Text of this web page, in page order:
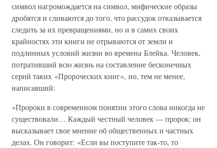
символ нагромождается на символ, мифические образы
дробятся и сливаются до того, что рассудок отказывается
следить за их превращениями, но и в самих своих
крайностях эти книги не отрываются от земли и
подлинных условий жизни во времена Блейка. Человек,
потративший всю жизнь на составление бесконечных
серий таких «Пророческих книг», но, тем не менее,
написавший:
«Пророки в современном понятии этого слова никогда не
существовали… Каждый честный человек — пророк; он
высказывает свое мнение об общественных и частных
делах. Он говорит: «Если вы поступите так-то, то